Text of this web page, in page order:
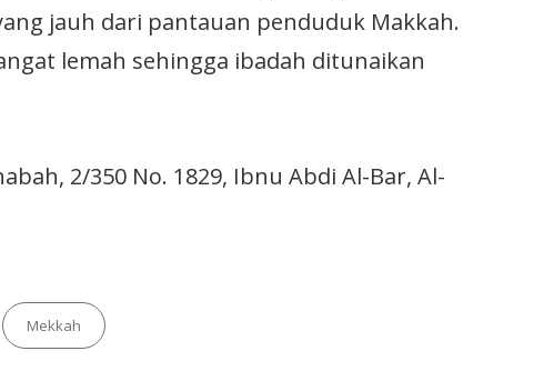
jauh dari pantauan penduduk Makkah.
lemah sehingga ibadah ditunaikan
2/350 No. 1829, Ibnu Abdi Al-Bar, Al-
Mekkah